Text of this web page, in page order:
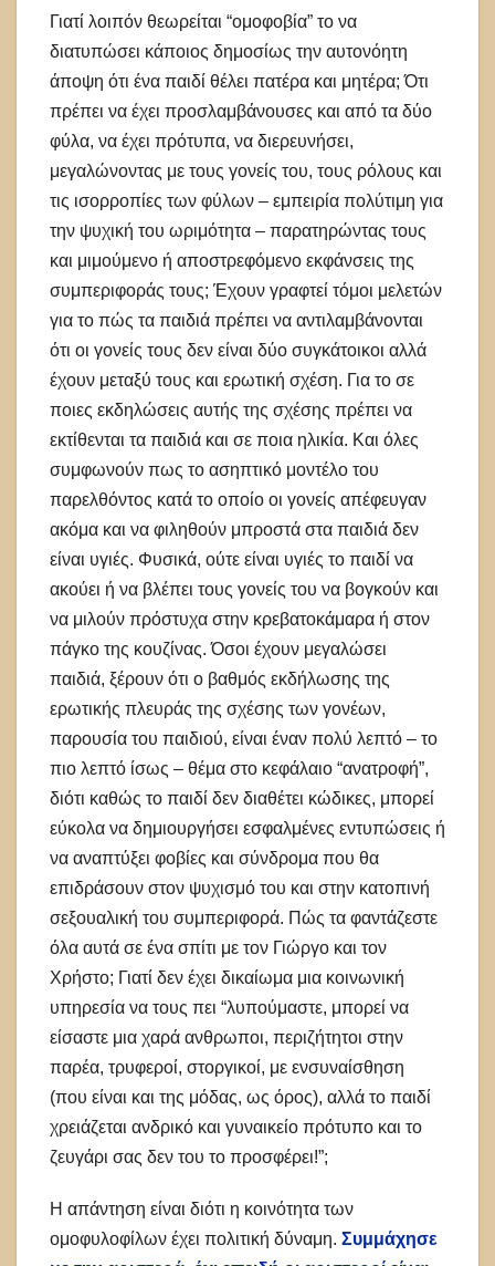
Γιατί λοιπόν θεωρείται “ομοφοβία” το να
διατυπώσει κάποιος δημοσίως την αυτονόητη
άποψη ότι ένα παιδί θέλει πατέρα και μητέρα; Ότι
πρέπει να έχει προσλαμβάνουσες και από τα δύο
φύλα, να έχει πρότυπα, να διερευνήσει,
μεγαλώνοντας με τους γονείς του, τους ρόλους και
τις ισορροπίες των φύλων – εμπειρία πολύτιμη για
την ψυχική του ωριμότητα – παρατηρώντας τους
και μιμούμενο ή αποστρεφόμενο εκφάνσεις της
συμπεριφοράς τους; Έχουν γραφτεί τόμοι μελετών
για το πώς τα παιδιά πρέπει να αντιλαμβάνονται
ότι οι γονείς τους δεν είναι δύο συγκάτοικοι αλλά
έχουν μεταξύ τους και ερωτική σχέση. Για το σε
ποιες εκδηλώσεις αυτής της σχέσης πρέπει να
εκτίθενται τα παιδιά και σε ποια ηλικία. Και όλες
συμφωνούν πως το ασηπτικό μοντέλο του
παρελθόντος κατά το οποίο οι γονείς απέφευγαν
ακόμα και να φιληθούν μπροστά στα παιδιά δεν
είναι υγιές. Φυσικά, ούτε είναι υγιές το παιδί να
ακούει ή να βλέπει τους γονείς του να βογκούν και
να μιλούν πρόστυχα στην κρεβατοκάμαρα ή στον
πάγκο της κουζίνας. Όσοι έχουν μεγαλώσει
παιδιά, ξέρουν ότι ο βαθμός εκδήλωσης της
ερωτικής πλευράς της σχέσης των γονέων,
παρουσία του παιδιού, είναι έναν πολύ λεπτό – το
πιο λεπτό ίσως – θέμα στο κεφάλαιο “ανατροφή”,
διότι καθώς το παιδί δεν διαθέτει κώδικες, μπορεί
εύκολα να δημιουργήσει εσφαλμένες εντυπώσεις ή
να αναπτύξει φοβίες και σύνδρομα που θα
επιδράσουν στον ψυχισμό του και στην κατοπινή
σεξουαλική του συμπεριφορά. Πώς τα φαντάζεστε
όλα αυτά σε ένα σπίτι με τον Γιώργο και τον
Χρήστο; Γιατί δεν έχει δικαίωμα μια κοινωνική
υπηρεσία να τους πει “λυπούμαστε, μπορεί να
είσαστε μια χαρά ανθρωποι, περιζήτητοι στην
παρέα, τρυφεροί, στοργικοί, με ενσυναίσθηση
(που είναι και της μόδας, ως όρος), αλλά το παιδί
χρειάζεται ανδρικό και γυναικείο πρότυπο και το
ζευγάρι σας δεν του το προσφέρει!”;
Η απάντηση είναι διότι η κοινότητα των
ομοφυλοφίλων έχει πολιτική δύναμη. Συμμάχησε